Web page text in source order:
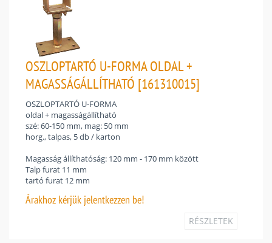
OSZLOPTARTÓ U-FORMA OLDAL +
MAGASSÁGÁLLÍTHATÓ [161310015]
OSZLOPTARTÓ U-FORMA
oldal + magasságállítható
szé: 60-150 mm, mag: 50 mm
horg., talpas, 5 db / karton
Magasság állíthatóság: 120 mm - 170 mm között
Talp furat 11 mm
tartó furat 12 mm
Árakhoz kérjük jelentkezzen be!
RÉSZLETEK